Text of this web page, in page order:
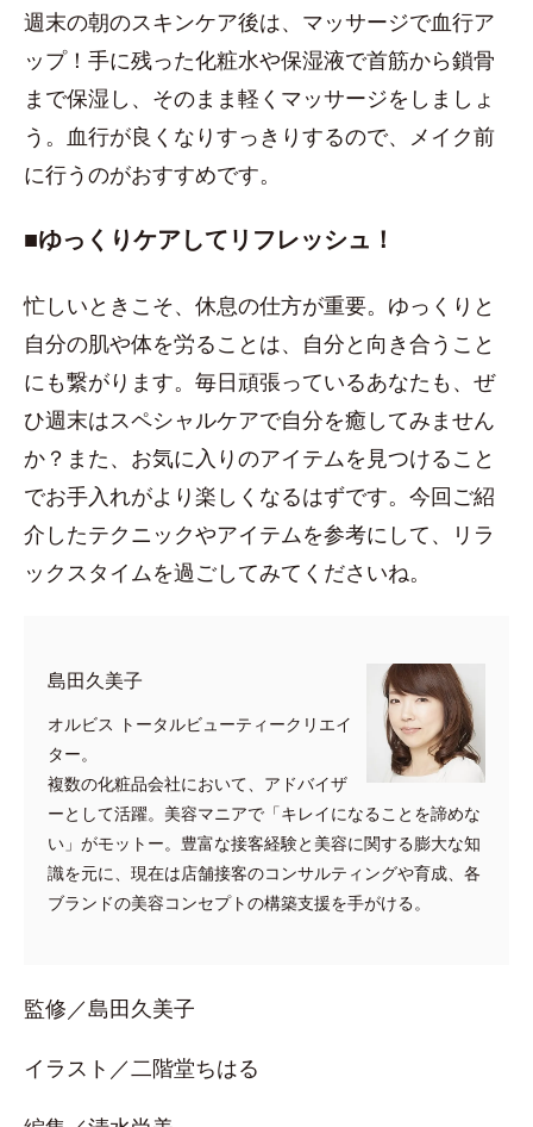
週末の朝のスキンケア後は、マッサージで血行ア
ップ！手に残った化粧水や保湿液で首筋から鎖骨
まで保湿し、そのまま軽くマッサージをしましょ
う。血行が良くなりすっきりするので、メイク前
に行うのがおすすめです。
■ゆっくりケアしてリフレッシュ！
忙しいときこそ、休息の仕方が重要。ゆっくりと
自分の肌や体を労ることは、自分と向き合うこと
にも繋がります。毎日頑張っているあなたも、ぜ
ひ週末はスペシャルケアで自分を癒してみません
か？また、お気に入りのアイテムを見つけること
でお手入れがより楽しくなるはずです。今回ご紹
介したテクニックやアイテムを参考にして、リラ
ックスタイムを過ごしてみてくださいね。
島田久美子
オルビス トータルビューティークリエイ
ター。
複数の化粧品会社において、アドバイザ
ーとして活躍。美容マニアで「キレイになることを諦めな
い」がモットー。豊富な接客経験と美容に関する膨大な知
識を元に、現在は店舗接客のコンサルティングや育成、各
ブランドの美容コンセプトの構築支援を手がける。
監修／島田久美子
イラスト／二階堂ちはる